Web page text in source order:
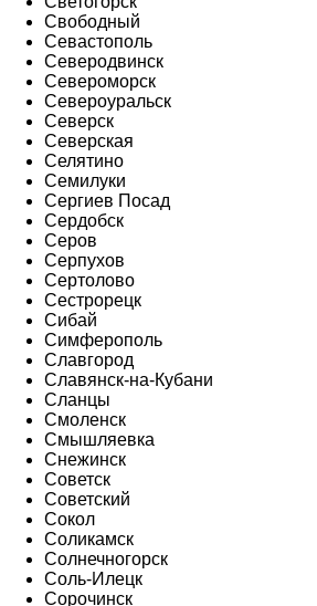
Свободный
Севастополь
Северодвинск
Североморск
Североуральск
Северск
Северская
Селятино
Семилуки
Сергиев Посад
Сердобск
Серов
Серпухов
Сертолово
Сестрорецк
Сибай
Симферополь
Славгород
Славянск-на-Кубани
Сланцы
Смоленск
Смышляевка
Снежинск
Советск
Советский
Сокол
Соликамск
Солнечногорск
Соль-Илецк
Сорочинск